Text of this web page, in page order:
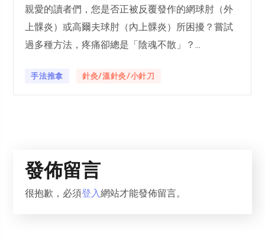
親愛的讀者們，您是否正被反覆發作的網球肘（外
上髁炎）或高爾夫球肘（內上髁炎）所困擾？嘗試
過多種方法，疼痛卻總是「陰魂不散」？...
手法推拿 針灸/溫針灸/小針刀
發佈留言
很抱歉，必須登入網站才能發佈留言。